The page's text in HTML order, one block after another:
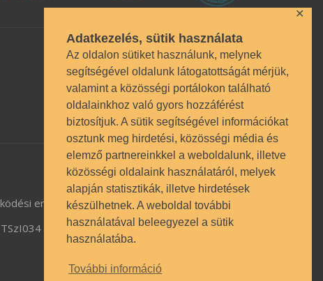
Adatkezelés, sütik használata
Az oldalon sütiket használunk, melynek
segítségével oldalunk látogatottságát mérjük,
valamint a közösségi portálokon található
oldalainkhoz való gyors hozzáférést
biztosítjuk. A sütik segítségével információkat
osztunk meg hirdetési, közösségi média és
elemző partnereinkkel a weboldalunk, illetve
közösségi oldalaink használatáról, melyek
alapján statisztikák, illetve hirdetések
készülhetnek. A weboldal további
használatával beleegyezel a sütik
használatába.
További információ
✕
engedély BP/1009/03987/2023.